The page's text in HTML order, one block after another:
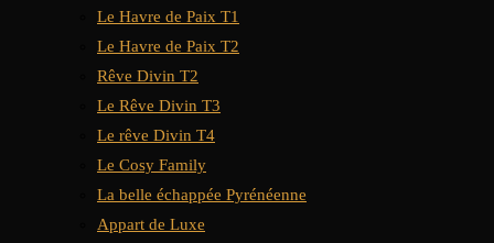
Le Havre de Paix T1
Le Havre de Paix T2
Rêve Divin T2
Le Rêve Divin T3
Le rêve Divin T4
Le Cosy Family
La belle échappée Pyrénéenne
Appart de Luxe